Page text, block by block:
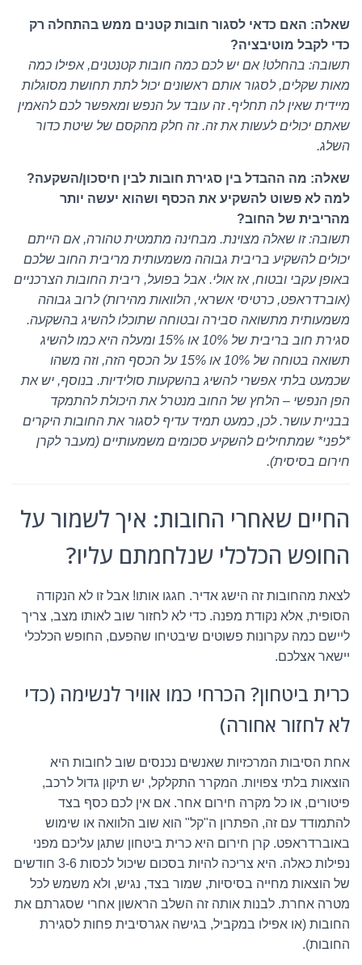
שאלה: האם כדאי לסגור חובות קטנים ממש בהתחלה רק
כדי לקבל מוטיבציה?
תשובה: בהחלט! אם יש לכם כמה חובות קטנטנים, אפילו כמה
מאות שקלים, לסגור אותם ראשונים יכול לתת תחושת מסוגלות
מיידית שאין לה תחליף. זה עובד על הנפש ומאפשר לכם להאמין
שאתם יכולים לעשות את זה. זה חלק מהקסם של שיטת כדור
השלג.
שאלה: מה ההבדל בין סגירת חובות לבין חיסכון/השקעה?
למה לא פשוט להשקיע את הכסף ושהוא יעשה יותר
מהריבית של החוב?
תשובה: זו שאלה מצוינת. מבחינה מתמטית טהורה, אם הייתם
יכולים להשקיע בריבית גבוהה משמעותית מריבית החוב שלכם
באופן עקבי ובטוח, אז אולי. אבל בפועל, ריבית החובות הצרכניים
(אוברדראפט, כרטיסי אשראי, הלוואות מהירות) לרוב גבוהה
משמעותית מתשואה סבירה ובטוחה שתוכלו להשיג בהשקעה.
סגירת חוב בריבית של 10% או 15% ומעלה היא כמו להשיג
תשואה בטוחה של 10% או 15% על הכסף הזה, וזה משהו
שכמעט בלתי אפשרי להשיג בהשקעות סולידיות. בנוסף, יש את
הפן הנפשי – הלחץ של החוב מנטרל את היכולת להתמקד
בבניית עושר. לכן, כמעט תמיד עדיף לסגור את החובות היקרים
*לפני* שמתחילים להשקיע סכומים משמעותיים (מעבר לקרן
חירום בסיסית).
החיים שאחרי החובות: איך לשמור על
החופש הכלכלי שנלחמתם עליו?
לצאת מהחובות זה הישג אדיר. חגגו אותו! אבל זו לא הנקודה
הסופית, אלא נקודת מפנה. כדי לא לחזור שוב לאותו מצב, צריך
ליישם כמה עקרונות פשוטים שיבטיחו שהפעם, החופש הכלכלי
יישאר אצלכם.
כרית ביטחון? הכרחי כמו אוויר לנשימה (כדי
לא לחזור אחורה)
אחת הסיבות המרכזיות שאנשים נכנסים שוב לחובות היא
הוצאות בלתי צפויות. המקרר התקלקל, יש תיקון גדול לרכב,
פיטורים, או כל מקרה חירום אחר. אם אין לכם כסף בצד
להתמודד עם זה, הפתרון ה"קל" הוא שוב הלוואה או שימוש
באוברדראפט. קרן חירום היא כרית ביטחון שתגן עליכם מפני
נפילות כאלה. היא צריכה להיות בסכום שיכול לכסות 3-6 חודשים
של הוצאות מחייה בסיסיות, שמור בצד, נגיש, ולא משמש לכל
מטרה אחרת. לבנות אותה זה השלב הראשון אחרי שסגרתם את
החובות (או אפילו במקביל, בגישה אגרסיבית פחות לסגירת
החובות).